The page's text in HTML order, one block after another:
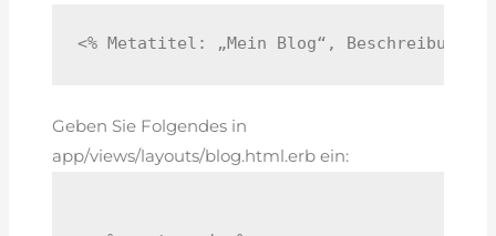
<% Metatitel: „Mein Blog“, Beschreibung:
Geben Sie Folgendes in
app/views/layouts/blog.html.erb ein: